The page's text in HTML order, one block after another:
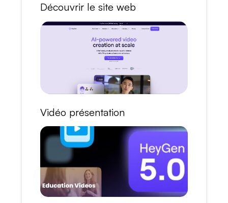
Découvrir le site web
Vidéo présentation